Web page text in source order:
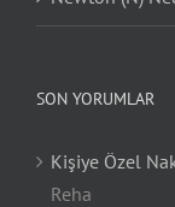
SON YORUMLAR
Kişiye Özel
Reha